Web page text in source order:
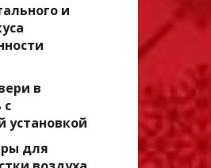
и
в
с
установкой
для